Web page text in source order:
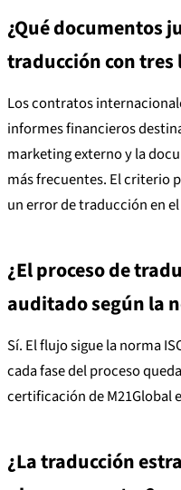
¿Qué documentos
traducción con
Los contratos
informes financieros
marketing externo y la
más frecuentes. El criterio
un error de traducción en
¿El proceso de
auditado según la
Sí. El flujo sigue la norma
cada fase del proceso
certificación de M21Global
¿La traducción